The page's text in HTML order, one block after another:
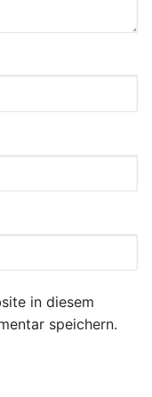
in diesem
speichern.